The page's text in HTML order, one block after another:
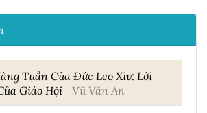
Tuần Của Đức Leo Xiv: Lời
Giáo Hội
Vũ Văn An